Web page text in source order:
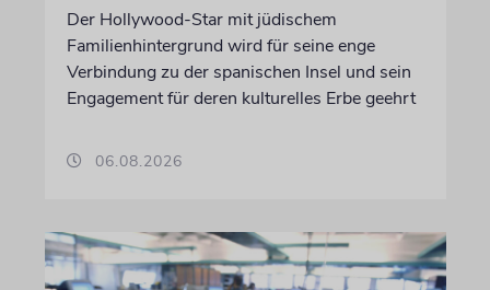
Der Hollywood-Star mit jüdischem
Familienhintergrund wird für seine enge
Verbindung zu der spanischen Insel und sein
Engagement für deren kulturelles Erbe geehrt
06.08.2026